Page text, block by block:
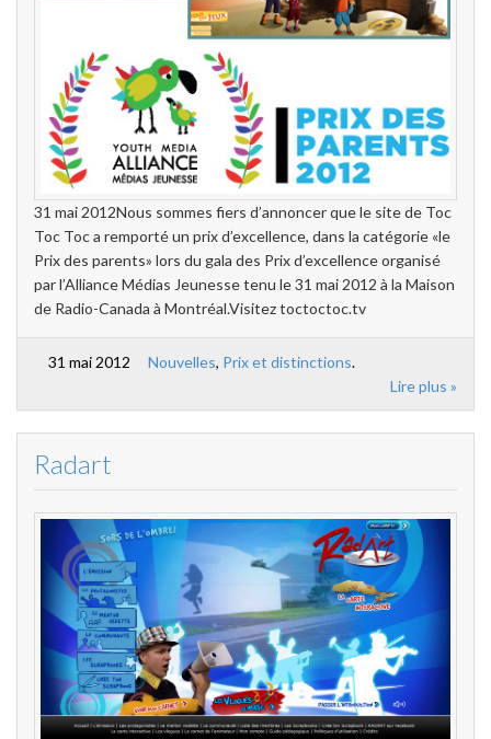
31 mai 2012Nous sommes fiers d’annoncer que le site de Toc
Toc Toc a remporté un prix d’excellence, dans la catégorie «le
Prix des parents» lors du gala des Prix d’excellence organisé
par l’Alliance Médias Jeunesse tenu le 31 mai 2012 à la Maison
de Radio-Canada à Montréal.Visitez toctoctoc.tv
31 mai 2012 Nouvelles, Prix et distinctions.
Lire plus »
Radart